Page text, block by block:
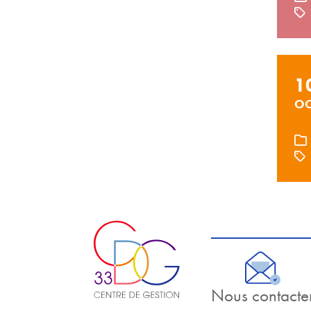
Nous